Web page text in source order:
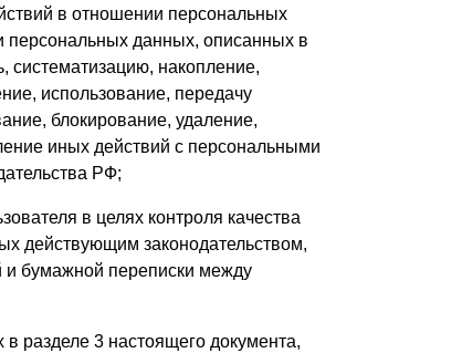
в отношении персональных
персональных данных, описанных в
систематизацию, накопление,
использование, передачу
блокирование, удаление,
иных действий с персональными
РФ;
в целях контроля качества
действующим законодательством,
и бумажной переписки между
разделе 3 настоящего документа,